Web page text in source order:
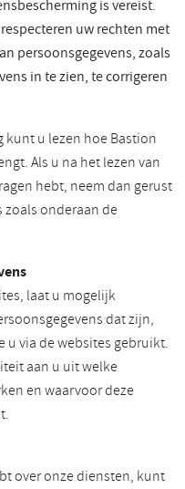
is vereist.
uw rechten met
persoonsgegevens, zoals
in te zien, te corrigeren
kunt u lezen hoe Bastion
Als u na het lezen van
hebt, neem dan gerust
zoals onderaan de
laat u mogelijk
dat zijn,
via de websites gebruikt.
aan u uit welke
en waarvoor deze
over onze diensten, kunt